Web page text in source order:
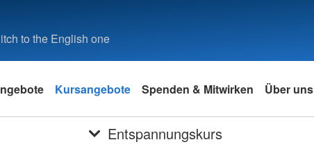
to the English one
Kursangebote Spenden & Mitwirken Über uns
Entspannungskurs